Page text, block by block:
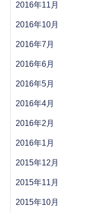
2016年11月
2016年10月
2016年7月
2016年6月
2016年5月
2016年4月
2016年2月
2016年1月
2015年12月
2015年11月
2015年10月